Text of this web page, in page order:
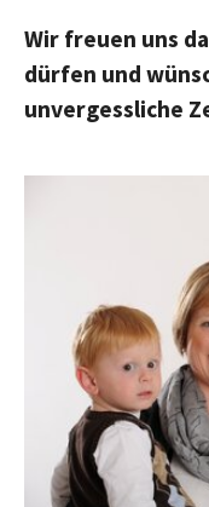
Wir freuen uns
dürfen und
unvergessliche